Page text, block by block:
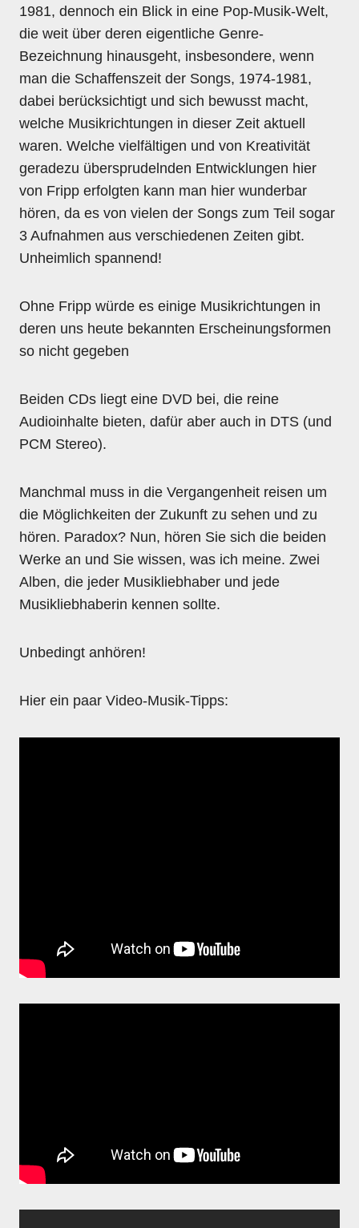
1981, dennoch ein Blick in eine Pop-Musik-Welt,
die weit über deren eigentliche Genre-
Bezeichnung hinausgeht, insbesondere, wenn
man die Schaffenszeit der Songs, 1974-1981,
dabei berücksichtigt und sich bewusst macht,
welche Musikrichtungen in dieser Zeit aktuell
waren. Welche vielfältigen und von Kreativität
geradezu übersprudelnden Entwicklungen hier
von Fripp erfolgten kann man hier wunderbar
hören, da es von vielen der Songs zum Teil sogar
3 Aufnahmen aus verschiedenen Zeiten gibt.
Unheimlich spannend!
Ohne Fripp würde es einige Musikrichtungen in
deren uns heute bekannten Erscheinungsformen
so nicht gegeben
Beiden CDs liegt eine DVD bei, die reine
Audioinhalte bieten, dafür aber auch in DTS (und
PCM Stereo).
Manchmal muss in die Vergangenheit reisen um
die Möglichkeiten der Zukunft zu sehen und zu
hören. Paradox? Nun, hören Sie sich die beiden
Werke an und Sie wissen, was ich meine. Zwei
Alben, die jeder Musikliebhaber und jede
Musikliebhaberin kennen sollte.
Unbedingt anhören!
Hier ein paar Video-Musik-Tipps: